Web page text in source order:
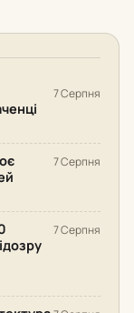
7 Серпня
7 Серпня
7 Серпня